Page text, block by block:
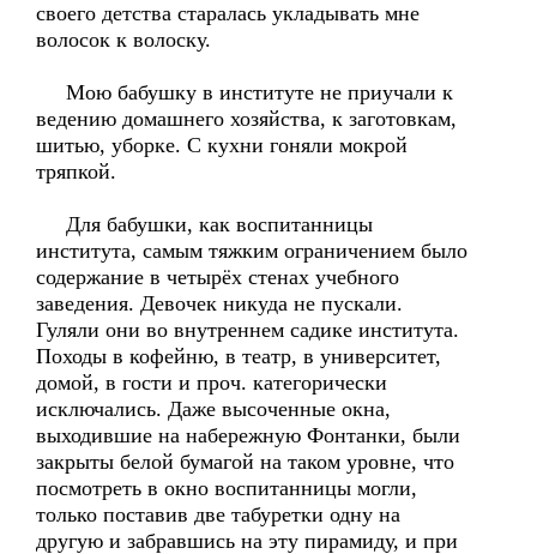
своего детства старалась укладывать мне
волосок к волоску.
Мою бабушку в институте не приучали к
ведению домашнего хозяйства, к заготовкам,
шитью, уборке. С кухни гоняли мокрой
тряпкой.
Для бабушки, как воспитанницы
института, самым тяжким ограничением было
содержание в четырёх стенах учебного
заведения. Девочек никуда не пускали.
Гуляли они во внутреннем садике института.
Походы в кофейню, в театр, в университет,
домой, в гости и проч. категорически
исключались. Даже высоченные окна,
выходившие на набережную Фонтанки, были
закрыты белой бумагой на таком уровне, что
посмотреть в окно воспитанницы могли,
только поставив две табуретки одну на
другую и забравшись на эту пирамиду, и при